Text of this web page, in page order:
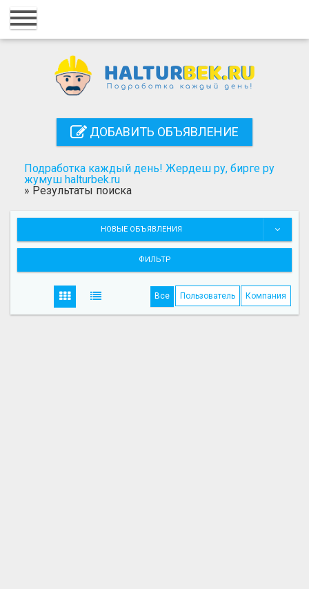
Главная
Регистрация
Поиск
ДОБАВИТЬ ОБЪЯВЛЕНИЕ
Подработка каждый день! Жердеш ру, бирге ру
жумуш halturbek.ru
» Результаты поиска
НОВЫЕ ОБЪЯВЛЕНИЯ
ФИЛЬТР
Все Пользователь Компания